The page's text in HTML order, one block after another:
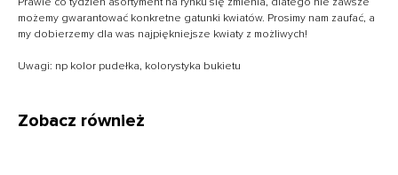
możemy gwarantować konkretne gatunki kwiatów. Prosimy nam zaufać, a
my dobierzemy dla was najpiękniejsze kwiaty z możliwych!
Uwagi: np kolor pudełka, kolorystyka bukietu
Zobacz również